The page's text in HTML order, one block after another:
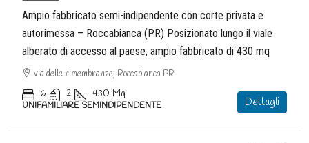
Ampio fabbricato semi-indipendente con corte privata e
autorimessa – Roccabianca (PR) Posizionato lungo il viale
alberato di accesso al paese, ampio fabbricato di 430 mq
via delle rimembranze, Roccabianca PR
6 2 430 Mq
UNIFAMILIARE SEMINDIPENDENTE Dettagli